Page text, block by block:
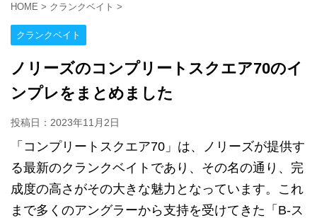
HOME > クランクベイト >
クランクベイト
ノリーズのコンプリートスクエア70のイ
ンプレをまとめました
投稿日： 2023年11月2日
「コンプリートスクエア70」は、ノリーズが提供す
る最新のクランクベイトであり、その名の通り、完
成度の高さがその大きな魅力となっています。これ
まで多くのアングラーから支持を受けてきた「B-ス